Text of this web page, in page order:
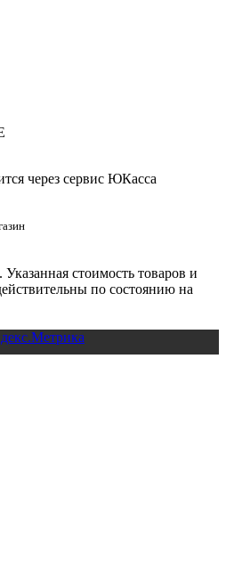
через сервис ЮКасса
стоимость товаров и
по состоянию на